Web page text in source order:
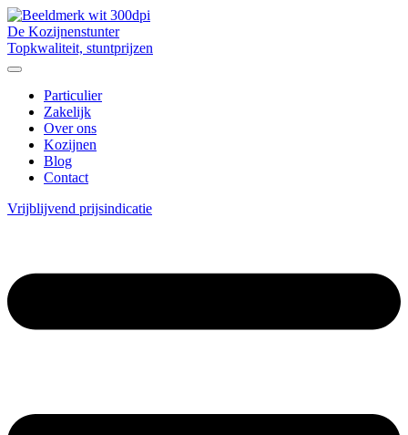
De Kozijnenstunter
Topkwaliteit, stuntprijzen
Particulier
Zakelijk
Over ons
Kozijnen
Blog
Contact
Vrijblijvend prijsindicatie